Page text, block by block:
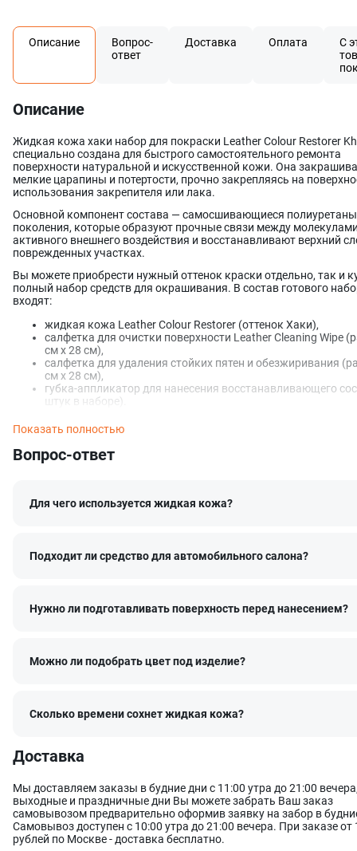
Описание
Вопрос-
ответ
Доставка Оплата
С
Описание
Жидкая кожа хаки набор для покраски Leather Colour Restorer
специально создана для быстрого самостоятельного ремонта
поверхности натуральной и искусственной кожи. Она
мелкие царапины и потертости, прочно закрепляясь на
использования закрепителя или лака.
Основной компонент состава — самосшивающиеся
поколения, которые образуют прочные связи между
активного внешнего воздействия и восстанавливают верхний
поврежденных участках.
Вы можете приобрести нужный оттенок краски отдельно, так и
полный набор средств для окрашивания. В состав готового
входят:
жидкая кожа Leather Colour Restorer (оттенок Хаки),
салфетка для очистки поверхности Leather Cleaning Wipe
см x 28 см),
салфетка для удаления стойких пятен и обезжиривания
см x 28 см),
губка-аппликатор для нанесения восстанавливающего
штук в наборе).
Средство для ремонта и восстановления кожи отличается:
повышенной укрывистостью (расход краски для
одного автомобильного сиденья примерно 60 мл);
свойства);
высокой устойчивостью к истиранию и температурам
Как выбрать правильный оттенок
каталога LeTech соответствует оттенку RAL 6014 Yellow olive.
нужный в готовых наборах, мы рекомендуем обратиться к
для индивидуального подбора цвета
автомобильной кожи,
кожгалантереи.
Жидкая кожа хаки набор для покраски Leather Colour Restorer
продукт All-in-One («все в одном») с восстанавливающим
который подойдет для крашеной натуральной кожи, винила и
Продукт уже готов к использованию, поэтому идеален для
Показать полностью
Вопрос-ответ
Для чего используется жидкая кожа?
Подходит ли средство для автомобильного салона?
Нужно ли подготавливать поверхность перед нанесением?
Можно ли подобрать цвет под изделие?
Сколько времени сохнет жидкая кожа?
Доставка
Мы доставляем заказы в будние дни с 11:00 утра до 21:00
выходные и праздничные дни Вы можете забрать Ваш заказ
самовывозом предварительно оформив заявку на забор в
Самовывоз доступен с 10:00 утра до 21:00 вечера. При заказе от
рублей по Москве - доставка бесплатно.
Оставить заявку
Ваше имя
Данные формы отправлены
Оставить заявку
Данные формы отправлены